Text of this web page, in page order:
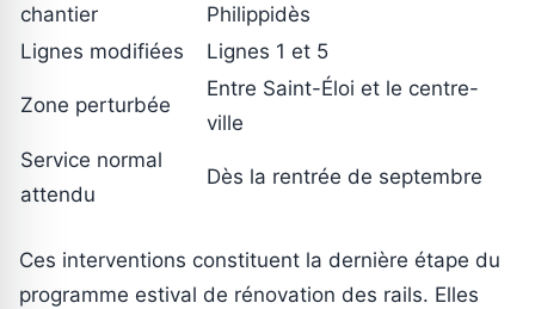
chantier
Philippidès
Lignes modifiées
Lignes 1 et 5
Zone perturbée
Entre Saint-Éloi et le centre-
ville
Service normal
attendu
Dès la rentrée de septembre
Ces interventions constituent la dernière étape du
programme estival de rénovation des rails. Elles